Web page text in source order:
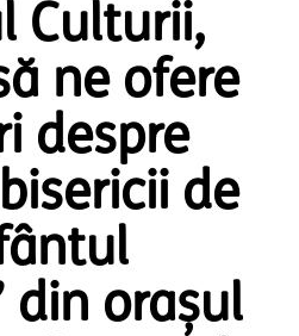
Culturii,
ne ofere
despre
de
din oraşul